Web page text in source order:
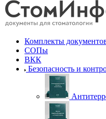
Комплекты
СОПы
ВКК
Безопасность и